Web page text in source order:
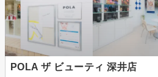
POLA ザ ビューティ 深井店